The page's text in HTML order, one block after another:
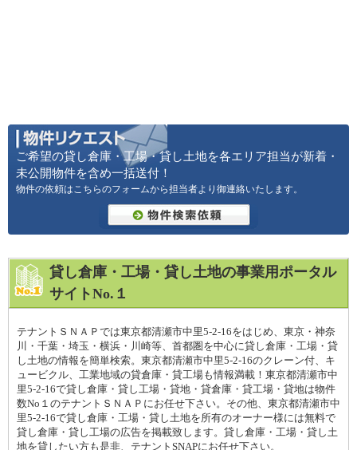
ご希望の貸し倉庫・工場・貸し土地を各エリア担当が新着・
未公開物件を含め一括送付！
物件の依頼はこちらのフォームから担当者より御連絡いたします。
貸し倉庫・工場・貸し土地の事業用ポータル
サイトNo.１
テナントＳＮＡＰでは東京都清瀬市中里5-2-16をはじめ、東京・神奈
川・千葉・埼玉・横浜・川崎等、首都圏を中心に貸し倉庫・工場・貸
し土地の情報を簡単検索。東京都清瀬市中里5-2-16のクレーン付、キ
ュービクル、工業地域の貸倉庫・貸工場も情報満載！東京都清瀬市中
里5-2-16で貸し倉庫・貸し工場・貸地・貸倉庫・貸工場・貸地は物件
数No１のテナントＳＮＡＰにお任せ下さい。その他、東京都清瀬市中
里5-2-16で貸し倉庫・工場・貸し土地を所有のオーナー様には無料で
貸し倉庫・貸し工場の広告を掲載致します。貸し倉庫・工場・貸し土
地を貸したい方も是非、テナントSNAPにお任せ下さい。